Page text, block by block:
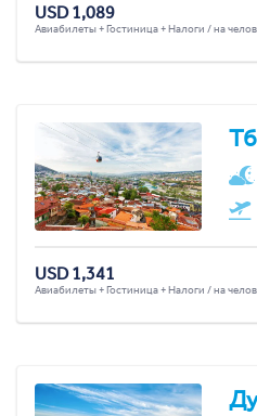
USD 1,089
Авиабилеты + Гостиница + Налоги / на
USD 1,341
Авиабилеты + Гостиница + Налоги / на